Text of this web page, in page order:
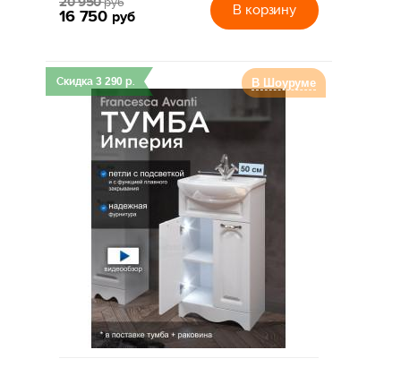
16 750 руб В корзину
Скидка 3 290 р. В Шоуруме